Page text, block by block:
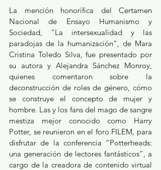
La mención honorífica del Certamen
Nacional de Ensayo Humanismo y
Sociedad, "La intersexualidad y las
paradojas de la humanización", de Mara
Cristina Toledo Silva, fue presentado por
su autora y Alejandra Sánchez Monroy,
quienes comentaron sobre la
deconstrucción de roles de género, cómo
se construye el concepto de mujer y
hombre. Las y los fans del mago de sangre
mestiza mejor conocido como Harry
Potter, se reunieron en el foro FILEM, para
disfrutar de la conferencia “Potterheads:
una generación de lectores fantásticos”, a
cargo de la creadora de contenido virtual